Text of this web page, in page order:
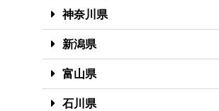
神奈川県
新潟県
富山県
石川県